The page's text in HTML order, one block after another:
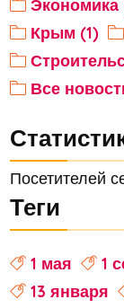
Экономика
Крым (1)
Все
Посетителей
Теги
1 мая 1
13 января